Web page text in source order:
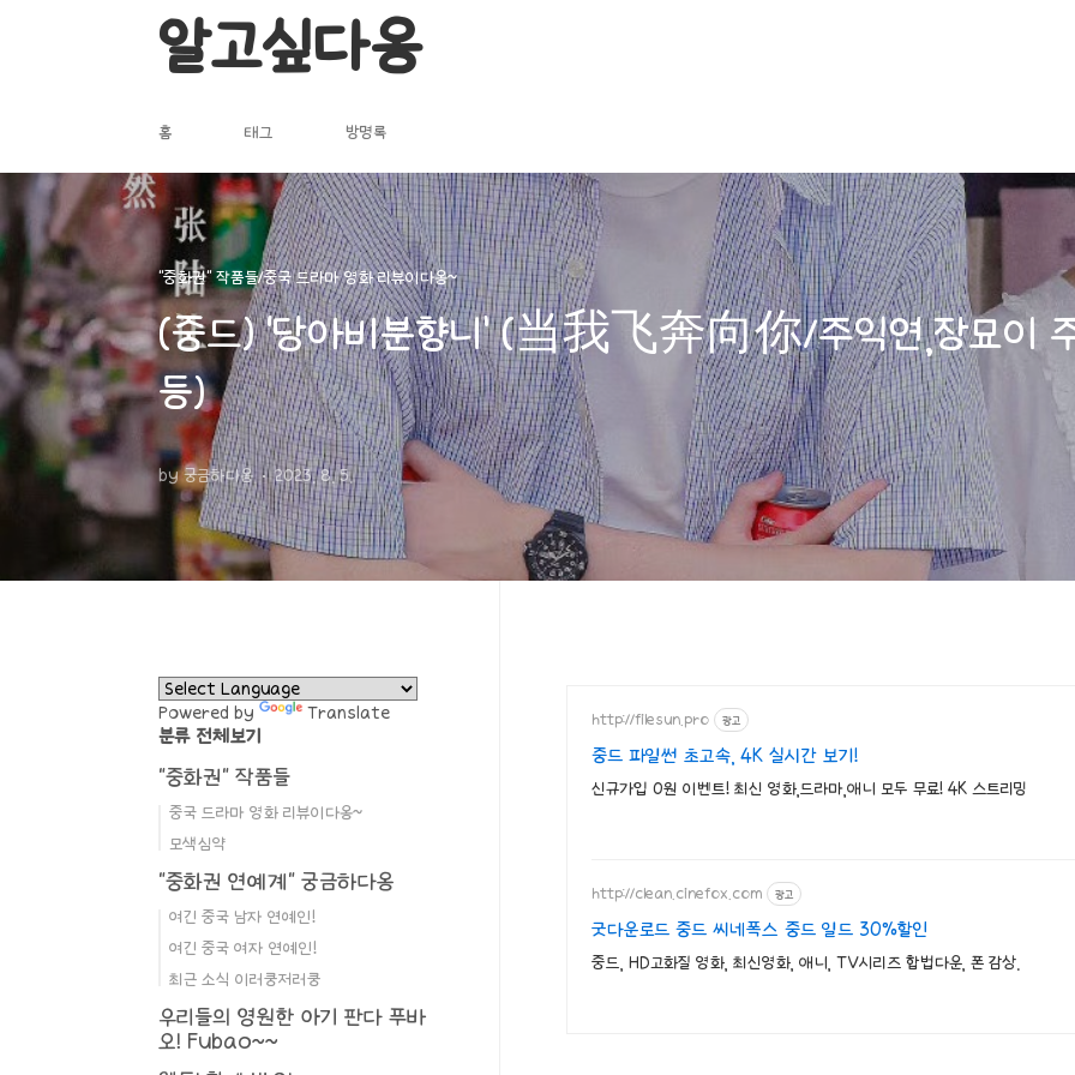
알고싶다옹
홈 태그 방명록
"중화권" 작품들/중국 드라마 영화 리뷰이다옹~
(중드) ‘당아비분향니’ (当我飞奔向你/주익연,장묘이
등)
by 궁금하다옹 2023. 8. 5.
http://filesun.pro 광고
중드 파일썬 초고속, 4K 실시간 보기!
신규가입 0원 이벤트! 최신 영화,드라마,애니 모두 무료! 4K 스트리밍
http://clean.cinefox.com 광고
굿다운로드 중드 씨네폭스 중드 일드 30%할인
중드, HD고화질 영화, 최신영화, 애니, TV시리즈 합법다운, 폰 감상.
Powered by Translate
분류 전체보기
"중화권" 작품들
중국 드라마 영화 리뷰이다옹~
모색심약
"중화권 연예계" 궁금하다옹
여긴 중국 남자 연예인!
여긴 중국 여자 연예인!
최근 소식 이러쿵저러쿵
우리들의 영원한 아기 판다 푸바
오! Fubao~~